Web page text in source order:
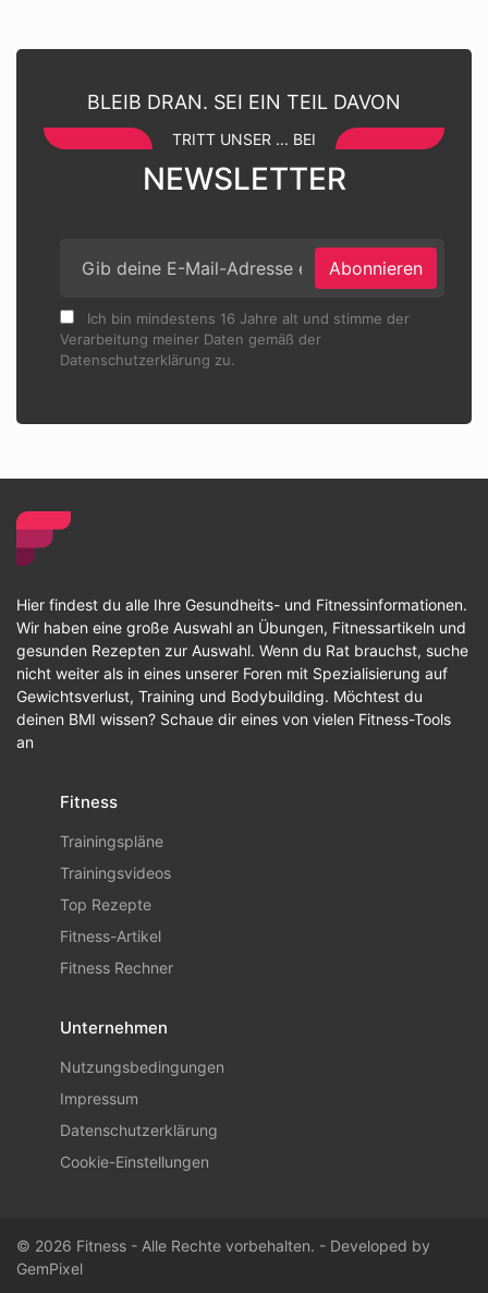
BLEIB DRAN. SEI EIN TEIL DAVON
TRITT UNSER ... BEI
NEWSLETTER
Abonnieren
Ich bin mindestens 16 Jahre alt und stimme der
Verarbeitung meiner Daten gemäß der
Datenschutzerklärung zu.
Hier findest du alle Ihre Gesundheits- und Fitnessinformationen.
Wir haben eine große Auswahl an Übungen, Fitnessartikeln und
gesunden Rezepten zur Auswahl. Wenn du Rat brauchst, suche
nicht weiter als in eines unserer Foren mit Spezialisierung auf
Gewichtsverlust, Training und Bodybuilding. Möchtest du
deinen BMI wissen? Schaue dir eines von vielen Fitness-Tools
an
Fitness
Trainingspläne
Trainingsvideos
Top Rezepte
Fitness-Artikel
Fitness Rechner
Unternehmen
Nutzungsbedingungen
Impressum
Datenschutzerklärung
Cookie-Einstellungen
© 2026 Fitness - Alle Rechte vorbehalten. - Developed by
GemPixel